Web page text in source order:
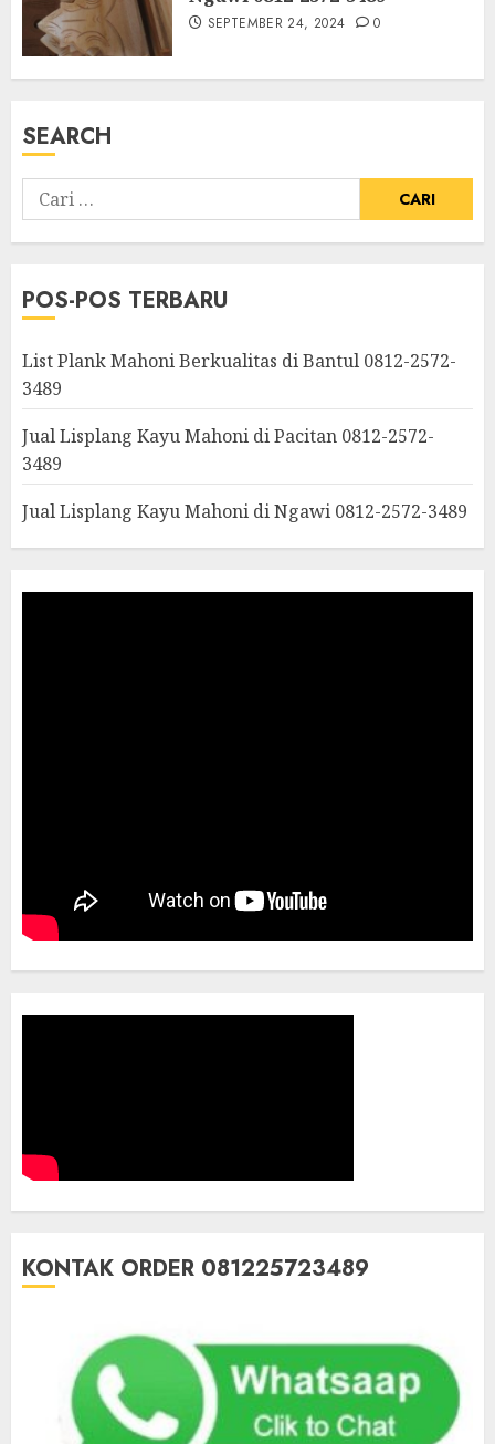
SEPTEMBER 24, 2024 0
SEARCH
POS-POS TERBARU
List Plank Mahoni Berkualitas di Bantul 0812-2572-
3489
Jual Lisplang Kayu Mahoni di Pacitan 0812-2572-
3489
Jual Lisplang Kayu Mahoni di Ngawi 0812-2572-3489
KONTAK ORDER 081225723489